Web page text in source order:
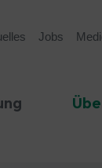
Jobs